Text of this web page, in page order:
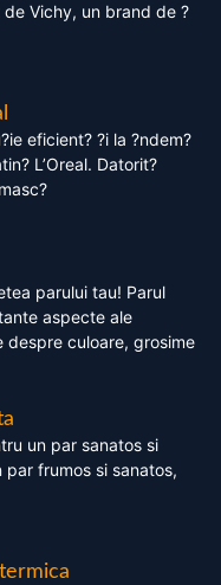
Vichy, un brand de ?
eficient? ?i la ?ndem?
L’Oreal. Datorit?
parului tau! Parul
aspecte ale
despre culoare, grosime
un par sanatos si
frumos si sanatos,